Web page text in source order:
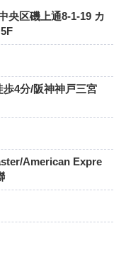
央区磯上通8-1-19 カ
4分/阪神神戸三宮
American Expre